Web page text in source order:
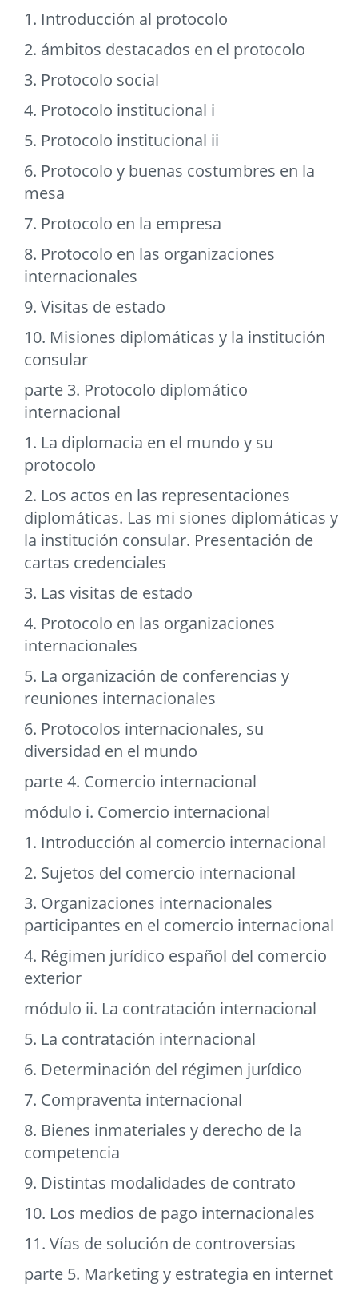
1. Introducción al protocolo
2. ámbitos destacados en el protocolo
3. Protocolo social
4. Protocolo institucional i
5. Protocolo institucional ii
6. Protocolo y buenas costumbres en la
mesa
7. Protocolo en la empresa
8. Protocolo en las organizaciones
internacionales
9. Visitas de estado
10. Misiones diplomáticas y la institución
consular
parte 3. Protocolo diplomático
internacional
1. La diplomacia en el mundo y su
protocolo
2. Los actos en las representaciones
diplomáticas. Las mi siones diplomáticas y
la institución consular. Presentación de
cartas credenciales
3. Las visitas de estado
4. Protocolo en las organizaciones
internacionales
5. La organización de conferencias y
reuniones internacionales
6. Protocolos internacionales, su
diversidad en el mundo
parte 4. Comercio internacional
módulo i. Comercio internacional
1. Introducción al comercio internacional
2. Sujetos del comercio internacional
3. Organizaciones internacionales
participantes en el comercio internacional
4. Régimen jurídico español del comercio
exterior
módulo ii. La contratación internacional
5. La contratación internacional
6. Determinación del régimen jurídico
7. Compraventa internacional
8. Bienes inmateriales y derecho de la
competencia
9. Distintas modalidades de contrato
10. Los medios de pago internacionales
11. Vías de solución de controversias
parte 5. Marketing y estrategia en internet